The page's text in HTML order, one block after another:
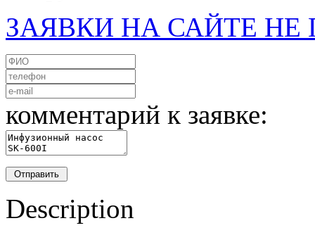
ЗАЯВКИ НА САЙТЕ
комментарий к заявке:
Description